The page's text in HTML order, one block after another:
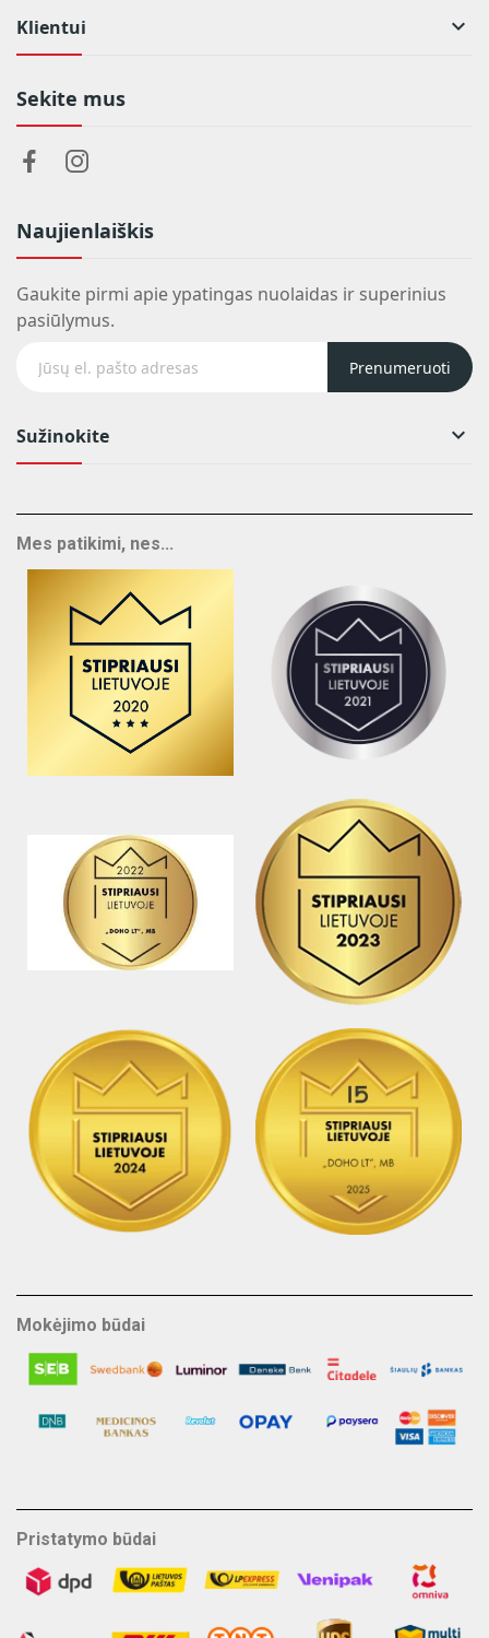
Klientui 
Sekite mus
Naujienlaiškis
Gaukite pirmi apie ypatingas nuolaidas ir superinius
pasiūlymus.
Prenumeruoti
Sužinokite 
Mes patikimi, nes...
Mokėjimo būdai
Pristatymo būdai